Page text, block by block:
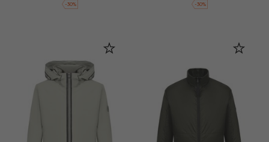
-30% -30%